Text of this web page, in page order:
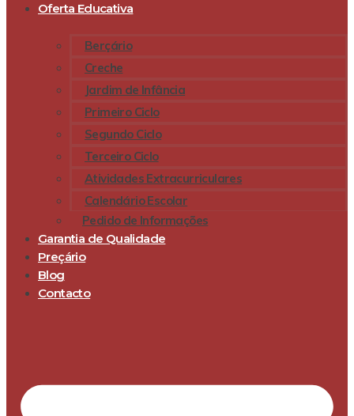
Oferta Educativa
Berçário
Creche
Jardim de Infância
Primeiro Ciclo
Segundo Ciclo
Terceiro Ciclo
Atividades Extracurriculares
Calendário Escolar
Pedido de Informações
Garantia de Qualidade
Preçário
Blog
Contacto